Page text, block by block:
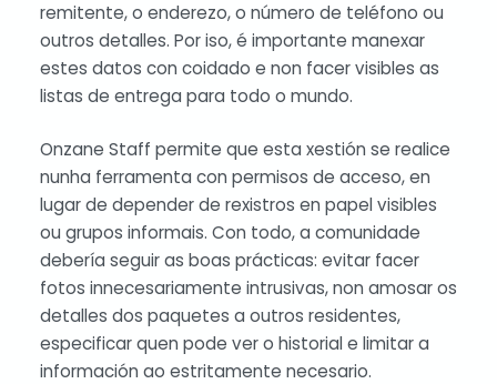
remitente, o enderezo, o número de teléfono ou
outros detalles. Por iso, é importante manexar
estes datos con coidado e non facer visibles as
listas de entrega para todo o mundo.
Onzane Staff permite que esta xestión se realice
nunha ferramenta con permisos de acceso, en
lugar de depender de rexistros en papel visibles
ou grupos informais. Con todo, a comunidade
debería seguir as boas prácticas: evitar facer
fotos innecesariamente intrusivas, non amosar os
detalles dos paquetes a outros residentes,
especificar quen pode ver o historial e limitar a
información ao estritamente necesario.